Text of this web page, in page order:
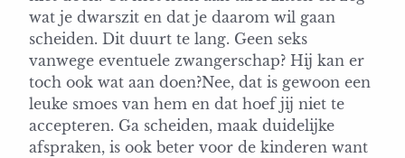
wat je dwarszit en dat je daarom wil gaan
scheiden. Dit duurt te lang. Geen seks
vanwege eventuele zwangerschap? Hij kan er
toch ook wat aan doen?Nee, dat is gewoon een
leuke smoes van hem en dat hoef jij niet te
accepteren. Ga scheiden, maak duidelijke
afspraken, is ook beter voor de kinderen want